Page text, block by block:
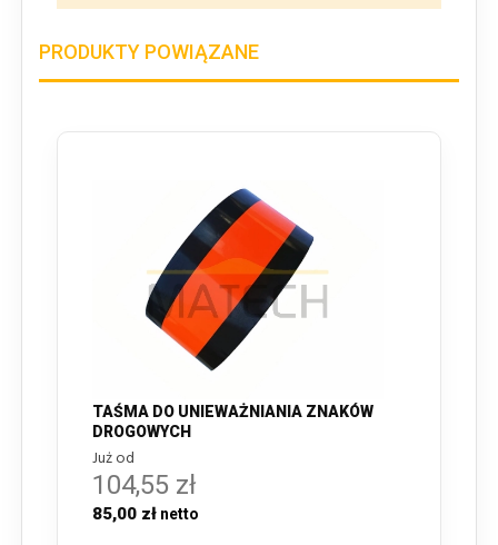
PRODUKTY POWIĄZANE
TAŚMA DO UNIEWAŻNIANIA ZNAKÓW
DROGOWYCH
Już od
104,55 zł
85,00 zł